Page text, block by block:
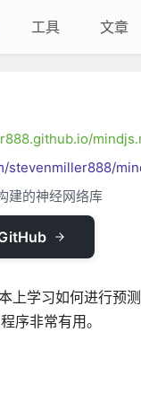
工具 文章
stevenmiller888/
建的神经网络库
上学习如何进行预
序非常有用。